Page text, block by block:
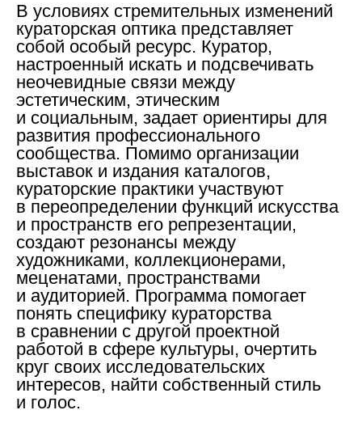
В условиях стремительных изменений
кураторская оптика представляет
собой особый ресурс. Куратор,
настроенный искать и подсвечивать
неочевидные связи между
эстетическим, этическим
и социальным, задает ориентиры для
развития профессионального
сообщества. Помимо организации
выставок и издания каталогов,
кураторские практики участвуют
в переопределении функций искусства
и пространств его репрезентации,
создают резонансы между
художниками, коллекционерами,
меценатами, пространствами
и аудиторией. Программа помогает
понять специфику кураторства
в сравнении с другой проектной
работой в сфере культуры, очертить
круг своих исследовательских
интересов, найти собственный стиль
и голос.